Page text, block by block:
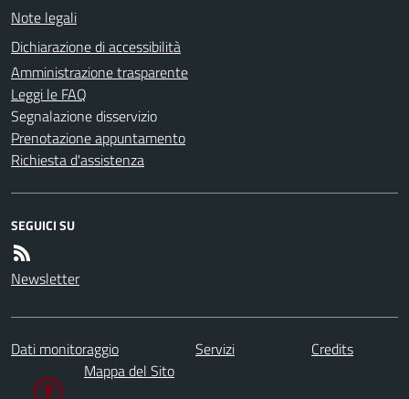
Note legali
Dichiarazione di accessibilità
Amministrazione trasparente
Leggi le FAQ
Segnalazione disservizio
Prenotazione appuntamento
Richiesta d'assistenza
SEGUICI SU
Newsletter
Dati monitoraggio Servizi
Credits
Mappa del Sito